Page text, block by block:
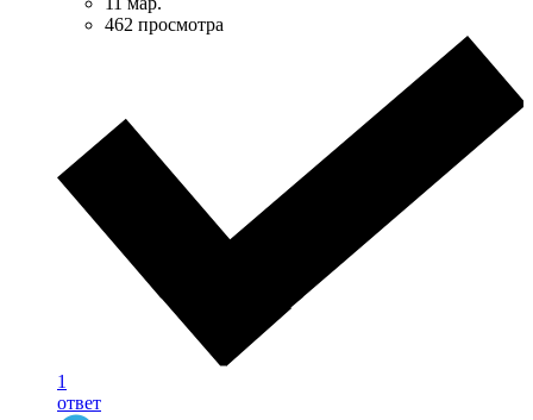
462 просмотра
1
ответ